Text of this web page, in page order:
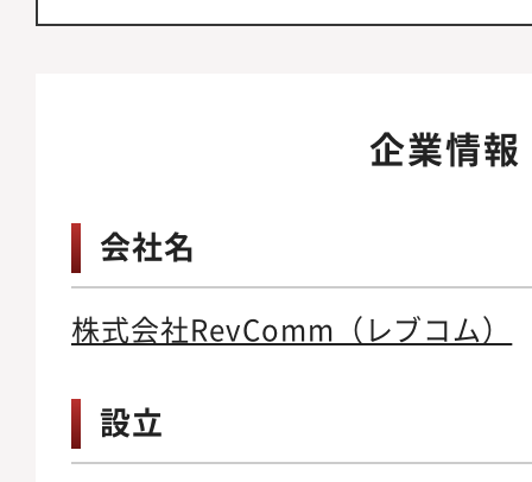
企業情報
会社名
株式会社RevComm（レブコム）
設立